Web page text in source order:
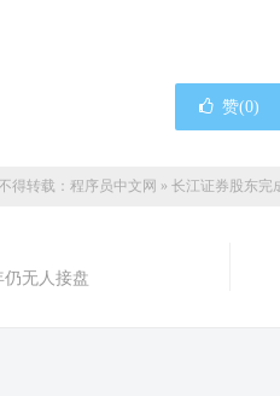
赞(0)
得转载： 程序员中文网 » 长江证券股东完
无人接盘